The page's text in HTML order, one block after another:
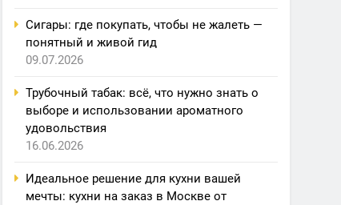
Сигары: где покупать, чтобы не жалеть —
понятный и живой гид
09.07.2026
Трубочный табак: всё, что нужно знать о
выборе и использовании ароматного
удовольствия
16.06.2026
Идеальное решение для кухни вашей
мечты: кухни на заказ в Москве от